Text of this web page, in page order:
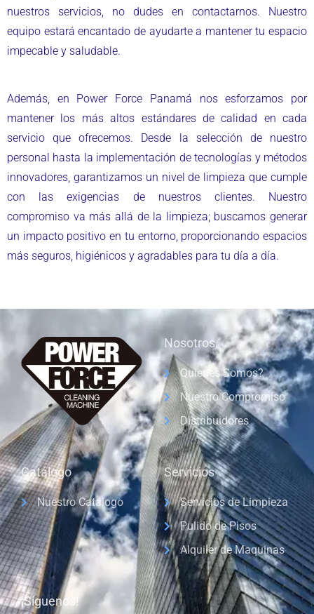
nuestros servicios, no dudes en contactarnos. Nuestro
equipo estará encantado de ayudarte a mantener tu espacio
impecable y saludable.
Además, en Power Force Panamá nos esforzamos por
mantener los más altos estándares de calidad en cada
servicio que ofrecemos. Desde la selección de nuestro
personal hasta la implementación de tecnologías y métodos
innovadores, garantizamos un nivel de limpieza que cumple
con las exigencias de nuestros clientes. Nuestro
compromiso va más allá de la limpieza; buscamos generar
un impacto positivo en tu entorno, proporcionando espacios
más seguros, higiénicos y agradables para tu día a día.
Nosotros
Quienes Somos?
Nuestro Compromiso
Distribuidores
Catálogo
Nuestro Catálogo
Servicios
Servicios de Limpieza
Pulido de Pisos
Alquiler de Maquinas
¡Síguenos!